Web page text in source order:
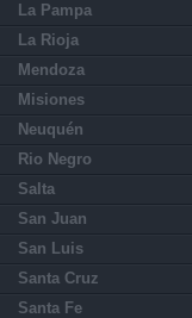
La Pampa
La Rioja
Mendoza
Misiones
Neuquén
Rio Negro
Salta
San Juan
San Luis
Santa Cruz
Santa Fe